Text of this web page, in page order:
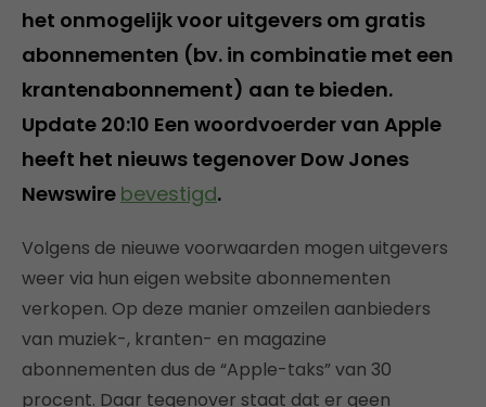
het onmogelijk voor uitgevers om gratis
abonnementen (bv. in combinatie met een
krantenabonnement) aan te bieden.
Update 20:10 Een woordvoerder van Apple
heeft het nieuws tegenover Dow Jones
Newswire bevestigd.
Volgens de nieuwe voorwaarden mogen uitgevers
weer via hun eigen website abonnementen
verkopen. Op deze manier omzeilen aanbieders
van muziek-, kranten- en magazine
abonnementen dus de “Apple-taks” van 30
procent. Daar tegenover staat dat er geen